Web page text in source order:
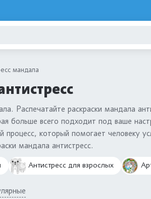
мандала
Распечатайте раскраски мандала
больше всего подходит под ваше
процесс, который помогает человеку
мандала антистресс.
Антистресс для взрослых